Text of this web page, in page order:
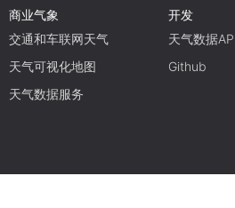
商业气象
交通和车联网天气
天气可视化地图
天气数据服务
开发
天气数据
Github